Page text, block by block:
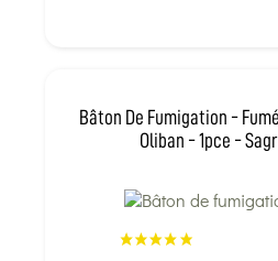
Bâton De Fumigation -
Oliban - 1pce -